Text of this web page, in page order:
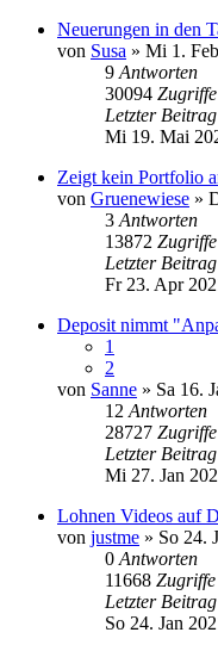
Neuerungen in den
von Susa » Mi 1.
9 Antworten
30094 Zugriffe
Letzter Beitrag
Mi 19. Mai
Zeigt kein Portfolio
von Gruenewiese »
3 Antworten
13872 Zugriffe
Letzter Beitrag
Fr 23. Apr
Deposit nimmt
1
2
von Sanne » Sa 16.
12 Antworten
28727 Zugriffe
Letzter Beitrag
Mi 27. Jan
Lohnen Videos auf
von justme » So 24.
0 Antworten
11668 Zugriffe
Letzter Beitrag
So 24. Jan